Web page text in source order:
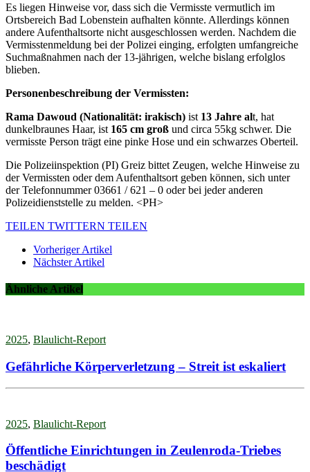
Es liegen Hinweise vor, dass sich die Vermisste vermutlich im
Ortsbereich Bad Lobenstein aufhalten könnte. Allerdings können
andere Aufenthaltsorte nicht ausgeschlossen werden. Nachdem die
Vermisstenmeldung bei der Polizei einging, erfolgten umfangreiche
Suchmaßnahmen nach der 13-jährigen, welche bislang erfolglos
blieben.
Personenbeschreibung der Vermissten:
Rama Dawoud (Nationalität: irakisch) ist 13 Jahre alt, hat
dunkelbraunes Haar, ist 165 cm groß und circa 55kg schwer. Die
vermisste Person trägt eine pinke Hose und ein schwarzes Oberteil.
Die Polizeiinspektion (PI) Greiz bittet Zeugen, welche Hinweise zu
der Vermissten oder dem Aufenthaltsort geben können, sich unter
der Telefonnummer 03661 / 621 – 0 oder bei jeder anderen
Polizeidienststelle zu melden. <PH>
TEILEN TWITTERN TEILEN
Vorheriger Artikel
Nächster Artikel
Ähnliche Artikel
2025, Blaulicht-Report
Gefährliche Körperverletzung – Streit ist eskaliert
2025, Blaulicht-Report
Öffentliche Einrichtungen in Zeulenroda-Triebes
beschädigt